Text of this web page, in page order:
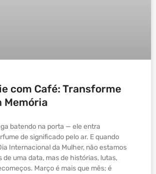
com Café: Transforme
Memória
batendo na porta — ele entra
de significado pelo ar. E quando
Internacional da Mulher, não estamos
de uma data, mas de histórias, lutas,
Março é mais que mês; é